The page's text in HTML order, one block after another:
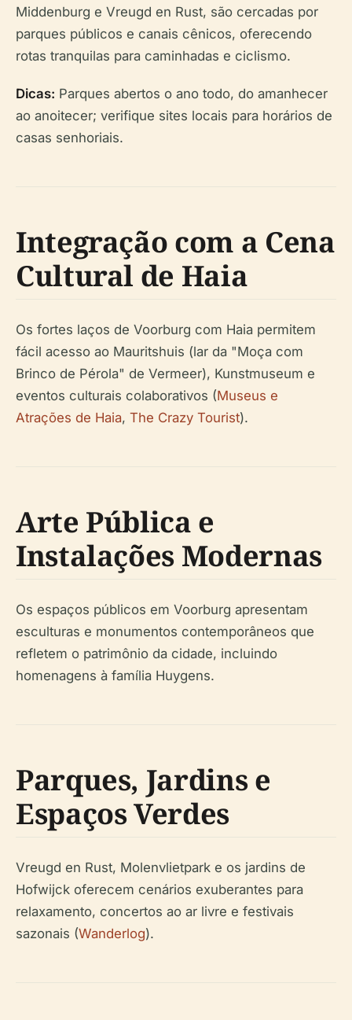
Middenburg e Vreugd en Rust, são cercadas por
parques públicos e canais cênicos, oferecendo
rotas tranquilas para caminhadas e ciclismo.
Dicas: Parques abertos o ano todo, do amanhecer
ao anoitecer; verifique sites locais para horários de
casas senhoriais.
Integração com a Cena
Cultural de Haia
Os fortes laços de Voorburg com Haia permitem
fácil acesso ao Mauritshuis (lar da "Moça com
Brinco de Pérola" de Vermeer), Kunstmuseum e
eventos culturais colaborativos (Museus e
Atrações de Haia, The Crazy Tourist).
Arte Pública e
Instalações Modernas
Os espaços públicos em Voorburg apresentam
esculturas e monumentos contemporâneos que
refletem o patrimônio da cidade, incluindo
homenagens à família Huygens.
Parques, Jardins e
Espaços Verdes
Vreugd en Rust, Molenvlietpark e os jardins de
Hofwijck oferecem cenários exuberantes para
relaxamento, concertos ao ar livre e festivais
sazonais (Wanderlog).